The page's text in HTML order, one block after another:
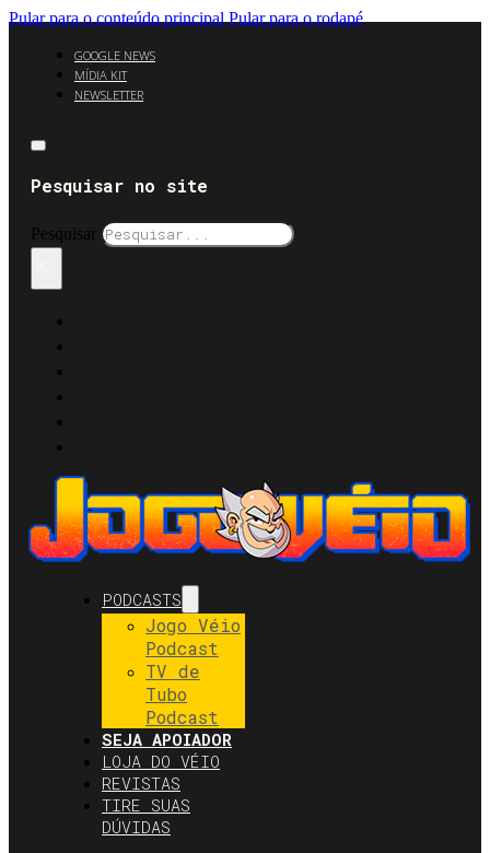
Pular para o conteúdo principal Pular para o rodapé
GOOGLE NEWS
MÍDIA KIT
NEWSLETTER
Pesquisar no site
Pesquisar
PODCASTS
Jogo Véio
Podcast
TV de
Tubo
Podcast
SEJA APOIADOR
LOJA DO VÉIO
REVISTAS
TIRE SUAS
DÚVIDAS